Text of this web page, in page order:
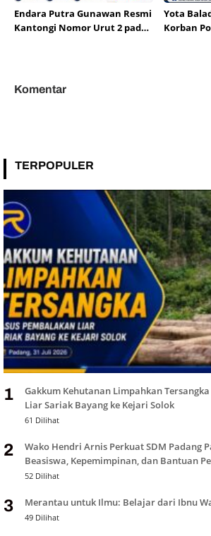
Endara Putra Gunawan Resmi
Kantongi Nomor Urut 2 pada
Yota
Korban
Komentar
TERPOPULER
1
Gakkum Kehutanan Limpahkan
Liar Sariak Bayang ke Kejari Solok
61 Dilihat
2
Wako Hendri Arnis Perkuat SDM Padang
Beasiswa, Kepemimpinan, dan Bantuan
52 Dilihat
3 Merantau untuk Ilmu: Belajar dari Ibnu
49 Dilihat